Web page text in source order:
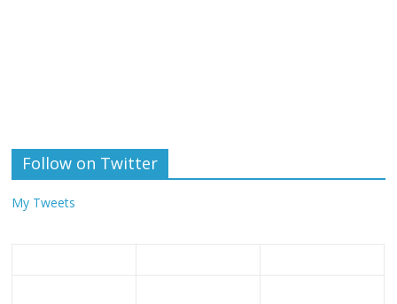
Follow on Twitter
My Tweets